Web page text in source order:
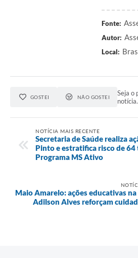
Fonte:
Autor:
Local:
GOSTEI NÃO GOSTEI
Seja o
notícia.
NOTÍCIA MAIS RECENTE
Secretaria de Saúde realiza
Pinto e estratifica risco de
Programa MS Ativo
Maio Amarelo: ações educativas na
Adilson Alves reforçam